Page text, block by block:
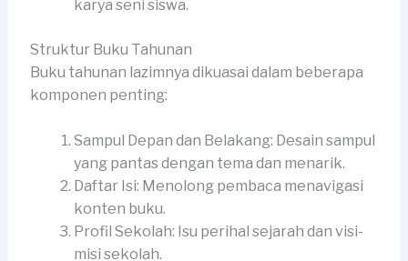
karya seni siswa.
Struktur Buku Tahunan
Buku tahunan lazimnya dikuasai dalam beberapa
komponen penting:
Sampul Depan dan Belakang: Desain sampul
yang pantas dengan tema dan menarik.
Daftar Isi: Menolong pembaca menavigasi
konten buku.
Profil Sekolah: Isu perihal sejarah dan visi-
misi sekolah.